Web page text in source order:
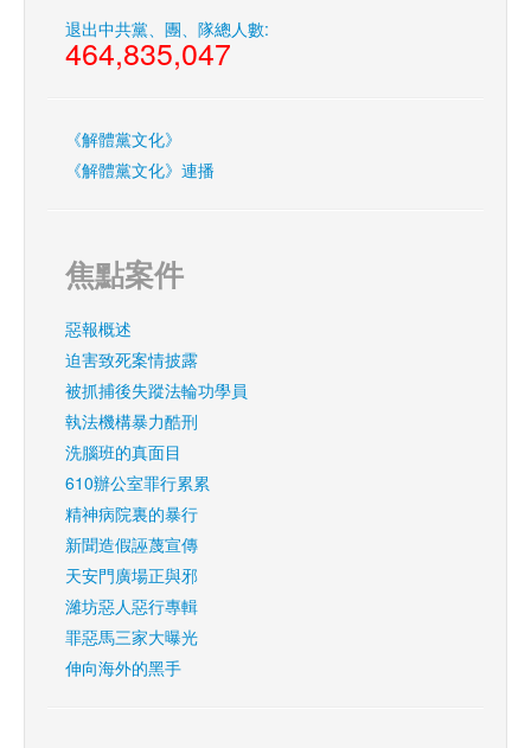
退出中共黨、團、隊總人數:
464,835,047
《解體黨文化》
《解體黨文化》連播
焦點案件
惡報概述
迫害致死案情披露
被抓捕後失蹤法輪功學員
執法機構暴力酷刑
洗腦班的真面目
610辦公室罪行累累
精神病院裏的暴行
新聞造假誣蔑宣傳
天安門廣場正與邪
濰坊惡人惡行專輯
罪惡馬三家大曝光
伸向海外的黑手